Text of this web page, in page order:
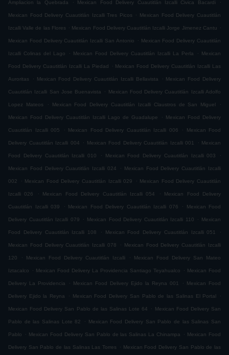
Ampliacion la Quebrada Mexican Food Delivery Cuautitlán Izcalli Civica Bacardi
Mexican Food Delivery Cuautitlán Izcalli Tres Picos . Mexican Food Delivery Cuautitlán
Izcalli Valle de las Flores . Mexican Food Delivery Cuautitlán Izcalli Jorge Jimenez Cantu .
Mexican Food Delivery Cuautitlán Izcalli San Antonio . Mexican Food Delivery Cuautitlán
Izcalli Colinas del Lago . Mexican Food Delivery Cuautitlán Izcalli La Perla . Mexican
Food Delivery Cuautitlán Izcalli La Piedad . Mexican Food Delivery Cuautitlán Izcalli Las
Auroritas . Mexican Food Delivery Cuautitlán Izcalli Bellavista . Mexican Food Delivery
Cuautitlán Izcalli San Jose Buenavista . Mexican Food Delivery Cuautitlán Izcalli Adolfo
Lopez Mateos . Mexican Food Delivery Cuautitlán Izcalli Claustros de San Miguel .
Mexican Food Delivery Cuautitlán Izcalli Lago de Guadalupe . Mexican Food Delivery
Cuautitlán Izcalli 005 . Mexican Food Delivery Cuautitlán Izcalli 006 . Mexican Food
Delivery Cuautitlán Izcalli 004 . Mexican Food Delivery Cuautitlán Izcalli 001 . Mexican
Food Delivery Cuautitlán Izcalli 010 . Mexican Food Delivery Cuautitlán Izcalli 003 .
Mexican Food Delivery Cuautitlán Izcalli 024 . Mexican Food Delivery Cuautitlán Izcalli
002 . Mexican Food Delivery Cuautitlán Izcalli 029 . Mexican Food Delivery Cuautitlán
Izcalli 026 . Mexican Food Delivery Cuautitlán Izcalli 054 . Mexican Food Delivery
Cuautitlán Izcalli 039 . Mexican Food Delivery Cuautitlán Izcalli 076 . Mexican Food
Delivery Cuautitlán Izcalli 079 . Mexican Food Delivery Cuautitlán Izcalli 110 . Mexican
Food Delivery Cuautitlán Izcalli 108 . Mexican Food Delivery Cuautitlán Izcalli 051 .
Mexican Food Delivery Cuautitlán Izcalli 078 . Mexican Food Delivery Cuautitlán Izcalli
120 . Mexican Food Delivery Cuautitlán Izcalli . Mexican Food Delivery San Mateo
Iztacalco . Mexican Food Delivery La Providencia Santiago Teyahualco . Mexican Food
Delivery La Providencia . Mexican Food Delivery Ejido la Reyna 001 . Mexican Food
Delivery Ejido la Reyna . Mexican Food Delivery San Pablo de las Salinas El Portal .
Mexican Food Delivery San Pablo de las Salinas Lote 64 . Mexican Food Delivery San
Pablo de las Salinas Lote 82 . Mexican Food Delivery San Pablo de las Salinas San
Pablo . Mexican Food Delivery San Pablo de las Salinas La Chinampa . Mexican Food
Delivery San Pablo de las Salinas Las Torres . Mexican Food Delivery San Pablo de las